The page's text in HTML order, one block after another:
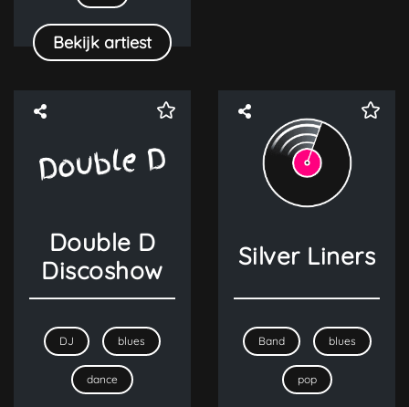
Bekijk artiest
Double D
Discoshow
DJ blues
dance
Silver Liners
Band blues
pop